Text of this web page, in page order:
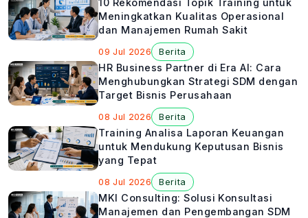
Meningkatkan Kualitas Operasional
dan Manajemen Rumah Sakit
09 Jul 2026 Berita
HR Business Partner di Era AI: Cara
Menghubungkan Strategi SDM dengan
Target Bisnis Perusahaan
08 Jul 2026 Berita
Training Analisa Laporan Keuangan
untuk Mendukung Keputusan Bisnis
yang Tepat
08 Jul 2026 Berita
MKI Consulting: Solusi Konsultasi
Manajemen dan Pengembangan SDM